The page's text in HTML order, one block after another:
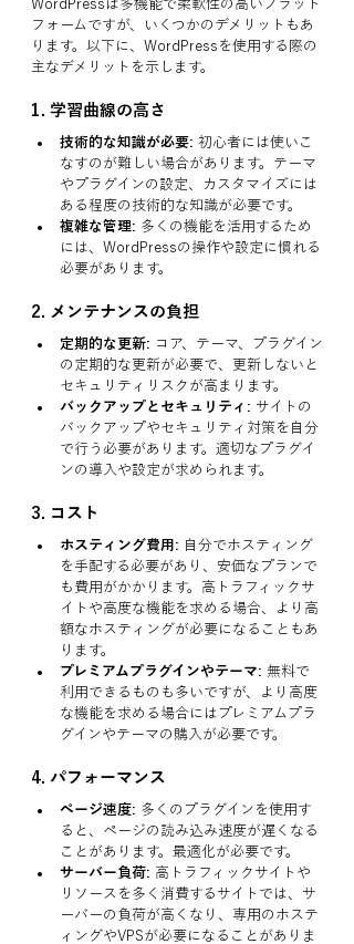
WordPressは多機能で柔軟性の高いプラット
フォームですが、いくつかのデメリットもあ
ります。以下に、WordPressを使用する際の
主なデメリットを示します。
1. 学習曲線の高さ
技術的な知識が必要: 初心者には使いこ
なすのが難しい場合があります。テーマ
やプラグインの設定、カスタマイズには
ある程度の技術的な知識が必要です。
複雑な管理: 多くの機能を活用するため
には、WordPressの操作や設定に慣れる
必要があります。
2. メンテナンスの負担
定期的な更新: コア、テーマ、プラグイン
の定期的な更新が必要で、更新しないと
セキュリティリスクが高まります。
バックアップとセキュリティ: サイトの
バックアップやセキュリティ対策を自分
で行う必要があります。適切なプラグイ
ンの導入や設定が求められます。
3. コスト
ホスティング費用: 自分でホスティング
を手配する必要があり、安価なプランで
も費用がかかります。高トラフィックサ
イトや高度な機能を求める場合、より高
額なホスティングが必要になることもあ
ります。
プレミアムプラグインやテーマ: 無料で
利用できるものも多いですが、より高度
な機能を求める場合にはプレミアムプラ
グインやテーマの購入が必要です。
4. パフォーマンス
ページ速度: 多くのプラグインを使用す
ると、ページの読み込み速度が遅くなる
ことがあります。最適化が必要です。
サーバー負荷: 高トラフィックサイトや
リソースを多く消費するサイトでは、サ
ーバーの負荷が高くなり、専用のホステ
ィングやVPSが必要になることがありま